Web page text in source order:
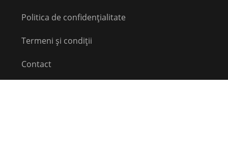
Politica de confidențialitate
Termeni și condiții
Contact